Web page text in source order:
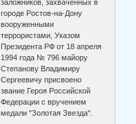
заложников, захваченных в
городе Ростов-на-Дону
вооруженными
террористами, Указом
Президента РФ от 18 апреля
1994 года № 796 майору
Степанову Владимиру
Сергеевичу присвоено
звание Героя Российской
Федерации с вручением
медали "Золотая Звезда".